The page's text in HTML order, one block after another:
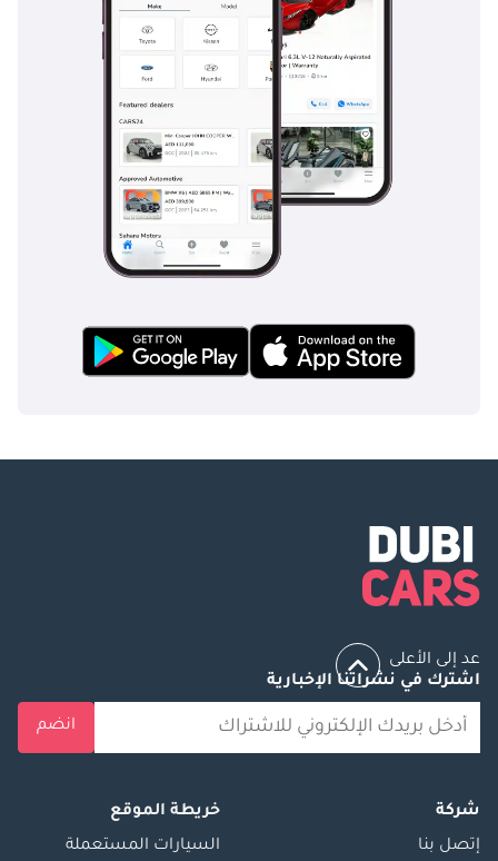
عد إلى الأعلى
اشترك في نشراتنا الإخبارية
انضم
شركة
إتصل بنا
خريطة الموقع
السيارات المستعملة